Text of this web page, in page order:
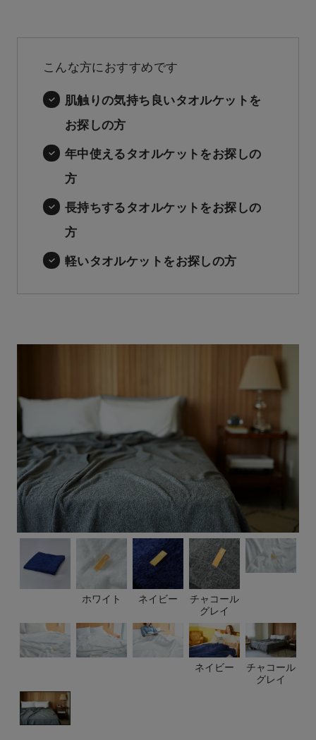
こんな方におすすめです
肌触りの気持ち良いタオルケットを
お探しの方
年中使えるタオルケットをお探しの
方
長持ちするタオルケットをお探しの
方
軽いタオルケットをお探しの方
ホワイト ネイビー
チャコール
グレイ
ネイビー
チャコール
グレイ